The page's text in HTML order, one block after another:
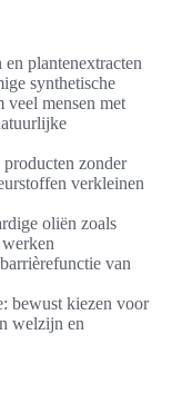
plantenextracten
synthetische
mensen met
zonder
verkleinen
oliën zoals
van
bewust kiezen voor
welzijn en